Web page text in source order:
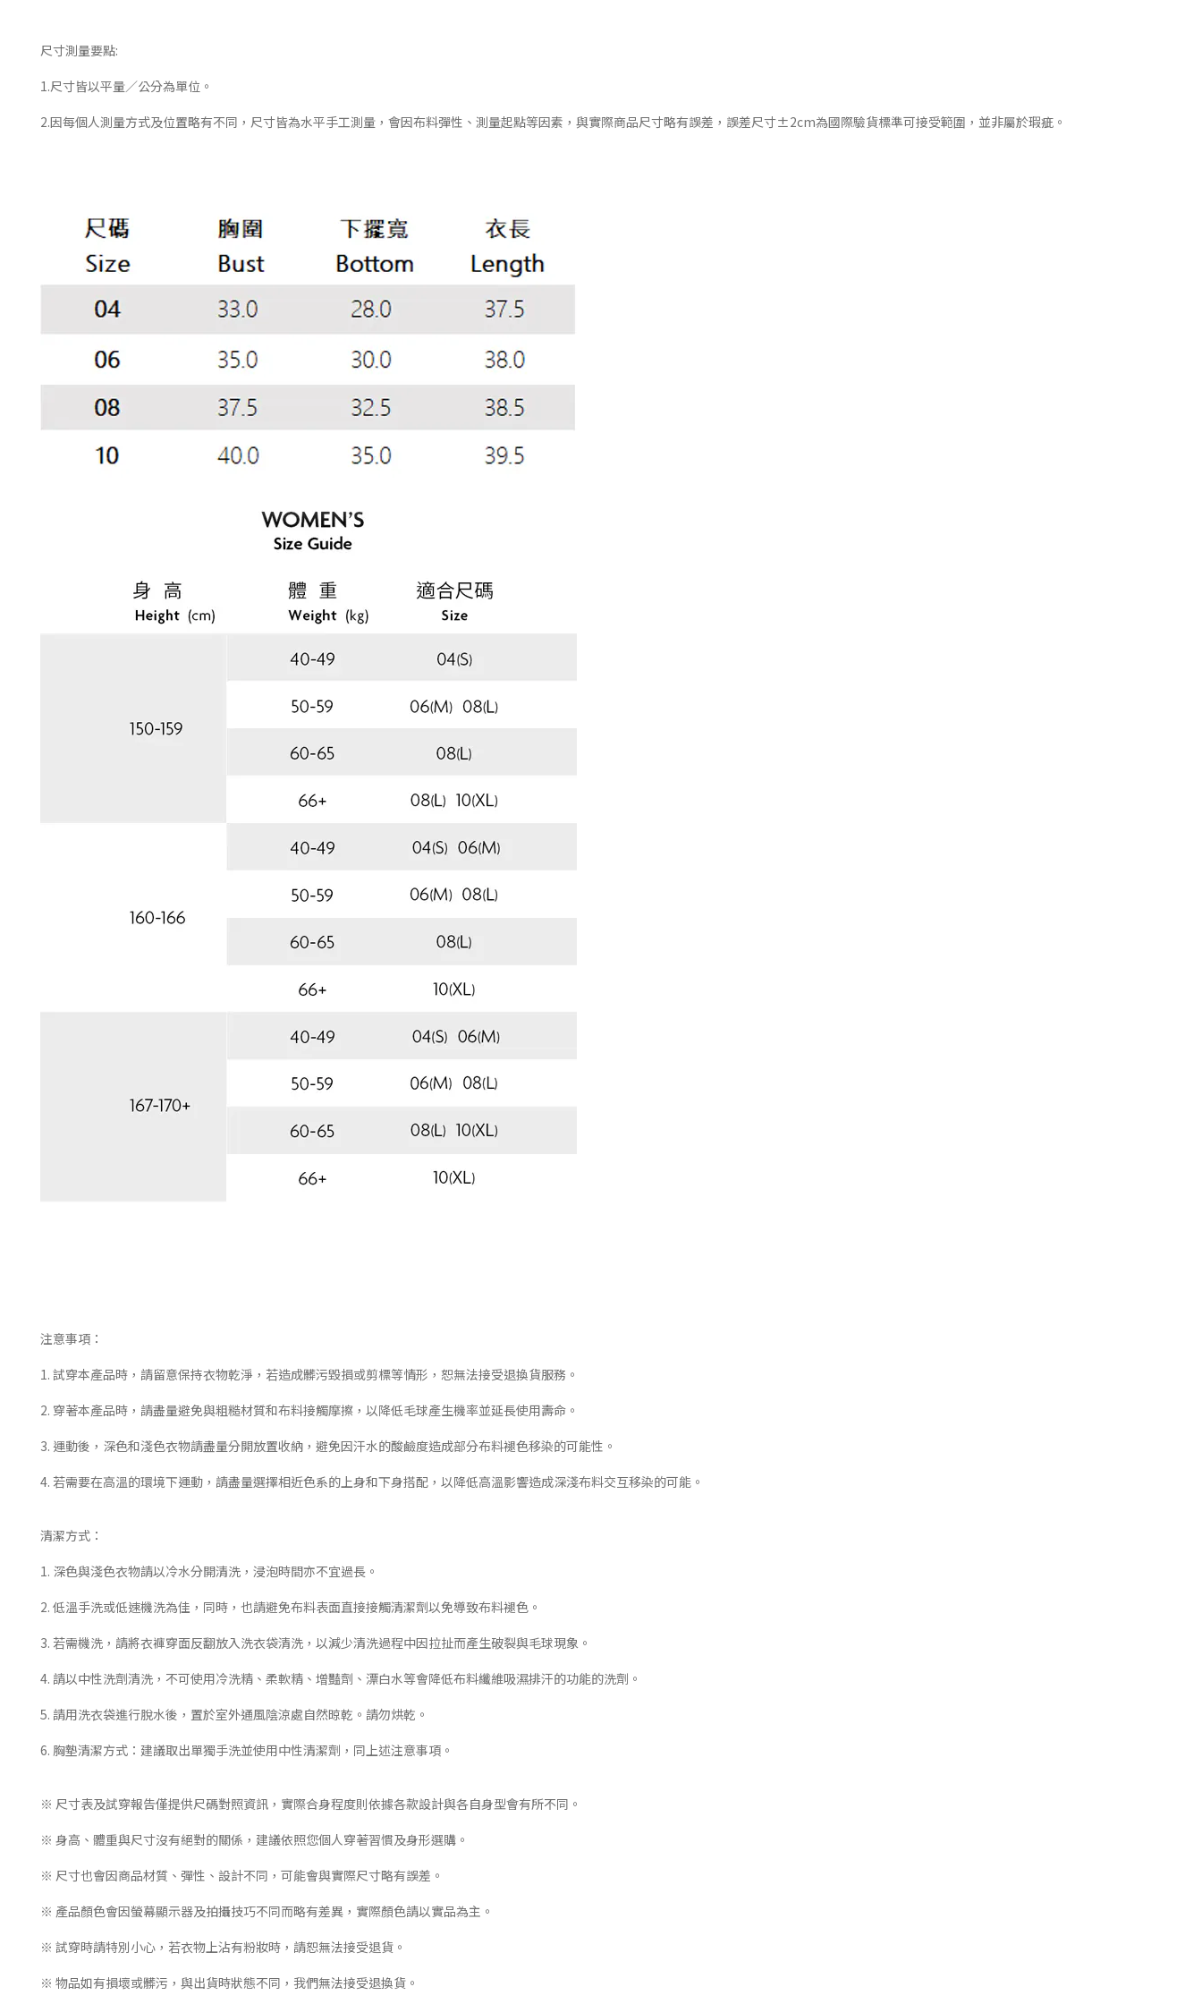
尺寸測量要點:
1.尺寸皆以平量／公分為單位。
2.因每個人測量方式及位置略有不同，尺寸皆為水平手工測量，會因布料彈性、測量起點等因素，與實際商品尺寸略有誤差，誤差尺寸±2cm為國際驗貨標準可接受範圍，並非屬於瑕疵。
注意事項：
1. 試穿本產品時，請留意保持衣物乾淨，若造成髒污毀損或剪標等情形，恕無法接受退換貨服務。
2. 穿著本產品時，請盡量避免與粗糙材質和布料接觸摩擦，以降低毛球產生機率並延長使用壽命。
3. 運動後，深色和淺色衣物請盡量分開放置收納，避免因汗水的酸鹼度造成部分布料褪色移染的可能性。
4. 若需要在高溫的環境下運動，請盡量選擇相近色系的上身和下身搭配，以降低高溫影響造成深淺布料交互移染的可能。
清潔方式：
1. 深色與淺色衣物請以冷水分開清洗，浸泡時間亦不宜過長。
2. 低溫手洗或低速機洗為佳，同時，也請避免布料表面直接接觸清潔劑以免導致布料褪色。
3. 若需機洗，請將衣褲穿面反翻放入洗衣袋清洗，以減少清洗過程中因拉扯而產生破裂與毛球現象。
4. 請以中性洗劑清洗，不可使用冷洗精、柔軟精、增豔劑、漂白水等會降低布料纖維吸濕排汗的功能的洗劑。
5. 請用洗衣袋進行脫水後，置於室外通風陰涼處自然晾乾。請勿烘乾。
6. 胸墊清潔方式：建議取出單獨手洗並使用中性清潔劑，同上述注意事項。
※ 尺寸表及試穿報告僅提供尺碼對照資訊，實際合身程度則依據各款設計與各自身型會有所不同。
※ 身高、體重與尺寸沒有絕對的關係，建議依照您個人穿著習慣及身形選購。
※ 尺寸也會因商品材質、彈性、設計不同，可能會與實際尺寸略有誤差。
※ 產品顏色會因螢幕顯示器及拍攝技巧不同而略有差異，實際顏色請以實品為主。
※ 試穿時請特別小心，若衣物上沾有粉妝時，請恕無法接受退貨。
※ 物品如有損壞或髒污，與出貨時狀態不同，我們無法接受退換貨。